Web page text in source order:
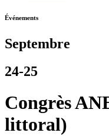
Événements
Septembre
24-25
Congrès
littoral)